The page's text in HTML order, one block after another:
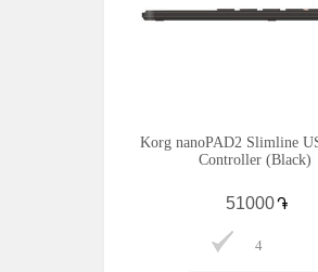
Korg nanoPAD2 Slimline
Controller (Black)
֏
4